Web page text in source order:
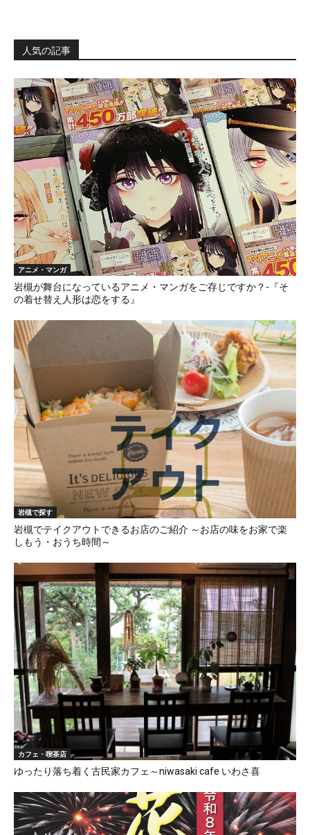
人気の記事
アニメ・マンガ
岩槻が舞台になっているアニメ・マンガをご存じですか？-『そ
の着せ替え人形は恋をする』
岩槻で探す
岩槻でテイクアウトできるお店のご紹介 ～お店の味をお家で楽
しもう・おうち時間～
カフェ・喫茶店
ゆったり落ち着く古民家カフェ～niwasaki cafe いわさ喜